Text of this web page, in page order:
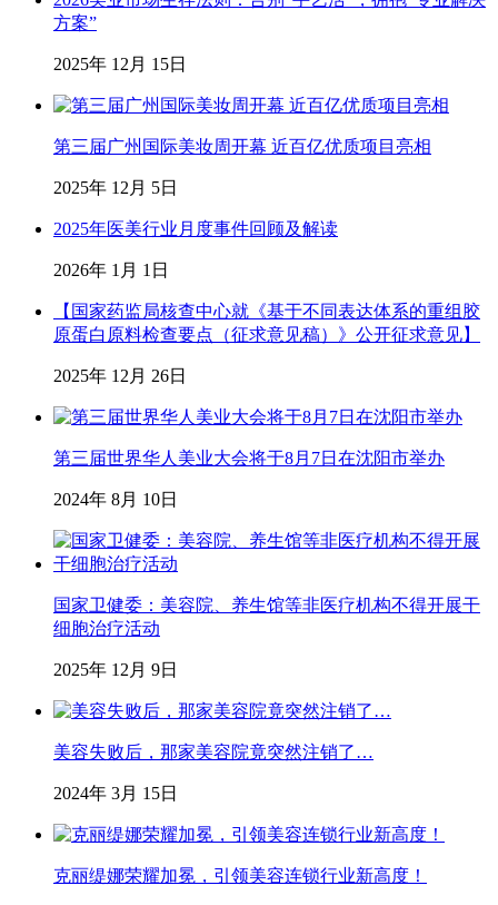
方案”
2025年 12月 15日
第三届广州国际美妆周开幕 近百亿优质项目亮相
2025年 12月 5日
2025年医美行业月度事件回顾及解读
2026年 1月 1日
【国家药监局核查中心就《基于不同表达体系的重组胶
原蛋白原料检查要点（征求意见稿）》公开征求意见】
2025年 12月 26日
第三届世界华人美业大会将于8月7日在沈阳市举办
2024年 8月 10日
国家卫健委：美容院、养生馆等非医疗机构不得开展干
细胞治疗活动
2025年 12月 9日
美容失败后，那家美容院竟突然注销了…
2024年 3月 15日
克丽缇娜荣耀加冕，引领美容连锁行业新高度！